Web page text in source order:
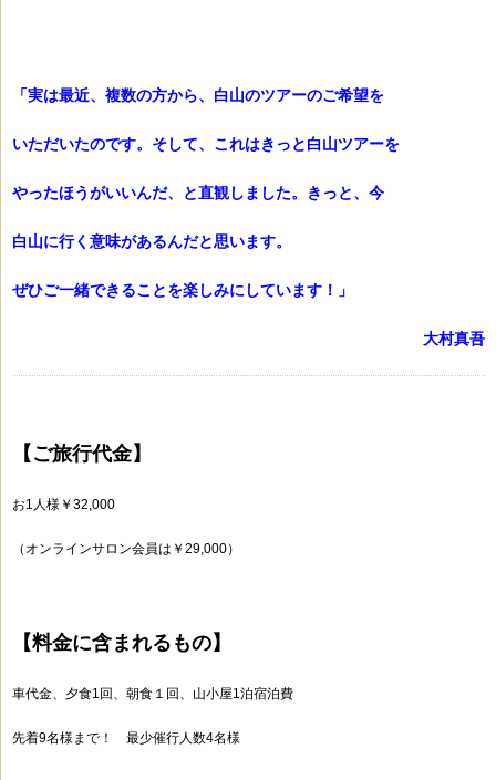
「実は最近、複数の方から、白山のツアーのご希望を
いただいたのです。そして、これはきっと白山ツアーを
やったほうがいいんだ、と直観しました。きっと、今
白山に行く意味があるんだと思います。
ぜひご一緒できることを楽しみにしています！」
大村真吾
【ご旅行代金】
お1人様￥32,000
（オンラインサロン会員は￥29,000）
【料金に含まれるもの】
車代金、夕食1回、朝食１回、山小屋1泊宿泊費
先着9名様まで！ 最少催行人数4名様